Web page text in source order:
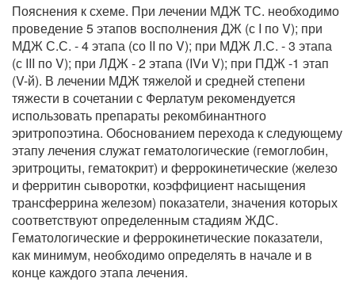
Пояснения к схеме. При лечении МДЖ ТС. необходимо
проведение 5 этапов восполнения ДЖ (с I по V); при
МДЖ С.С. - 4 этапа (со II по V); при МДЖ Л.С. - 3 этапа
(с III по V); при ЛДЖ - 2 этапа (IVи V); при ПДЖ -1 этап
(V-й). В лечении МДЖ тяжелой и средней степени
тяжести в сочетании с Ферлатум рекомендуется
использовать препараты рекомбинантного
эритропоэтина. Обоснованием перехода к следующему
этапу лечения служат гематологические (гемоглобин,
эритроциты, гематокрит) и феррокинетические (железо
и ферритин сыворотки, коэффициент насыщения
трансферрина железом) показатели, значения которых
соответствуют определенным стадиям ЖДС.
Гематологические и феррокинетические показатели,
как минимум, необходимо определять в начале и в
конце каждого этапа лечения.